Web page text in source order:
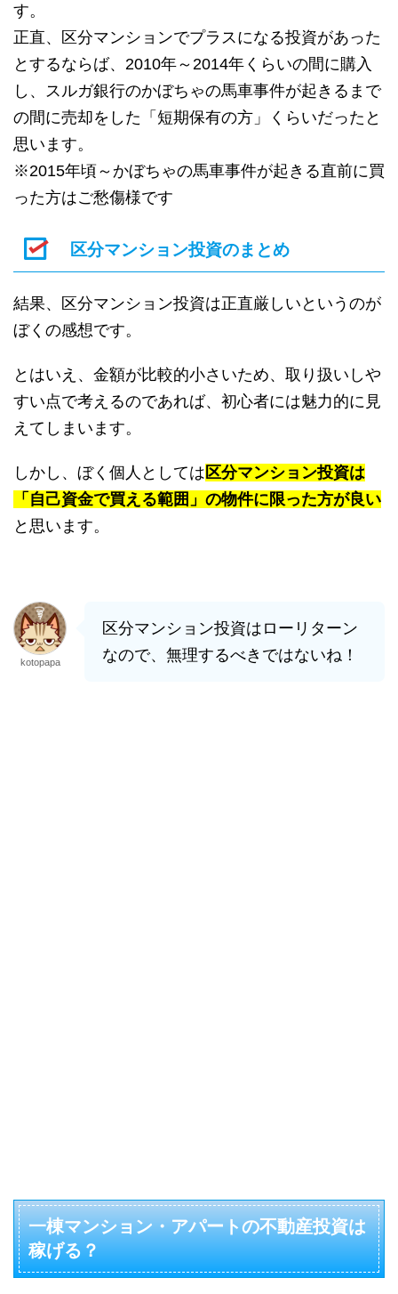
す。
正直、区分マンションでプラスになる投資があった
とするならば、2010年～2014年くらいの間に購入
し、スルガ銀行のかぼちゃの馬車事件が起きるまで
の間に売却をした「短期保有の方」くらいだったと
思います。
※2015年頃～かぼちゃの馬車事件が起きる直前に買
った方はご愁傷様です
区分マンション投資のまとめ
結果、区分マンション投資は正直厳しいというのが
ぼくの感想です。
とはいえ、金額が比較的小さいため、取り扱いしや
すい点で考えるのであれば、初心者には魅力的に見
えてしまいます。
しかし、ぼく個人としては 区分マンション投資は
「自己資金で買える範囲」の物件に限った方が良い
と思います。
kotopapa
区分マンション投資はローリターン
なので、無理するべきではないね！
一棟マンション・アパートの不動産投資は
稼げる？